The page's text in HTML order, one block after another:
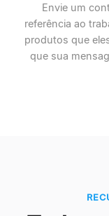
Envie um
referência ao
produtos que
que sua